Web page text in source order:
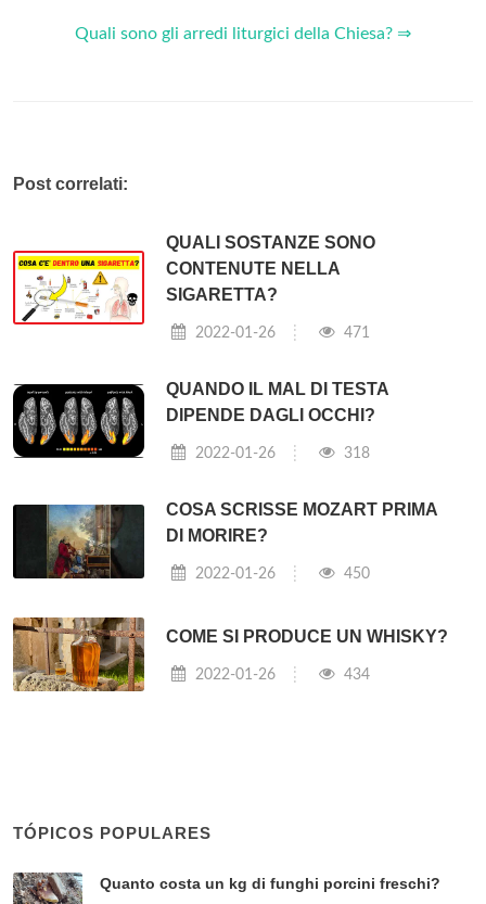
Quali sono gli arredi liturgici della Chiesa? ⇒
Post correlati:
QUALI SOSTANZE SONO
CONTENUTE NELLA
SIGARETTA?
2022-01-26 471
QUANDO IL MAL DI TESTA
DIPENDE DAGLI OCCHI?
2022-01-26 318
COSA SCRISSE MOZART PRIMA
DI MORIRE?
2022-01-26 450
COME SI PRODUCE UN WHISKY?
2022-01-26 434
TÓPICOS POPULARES
Quanto costa un kg di funghi porcini freschi?